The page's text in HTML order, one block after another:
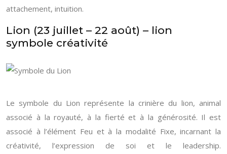
attachement, intuition.
Lion (23 juillet – 22 août) – lion
symbole créativité
Le symbole du Lion représente la crinière du lion, animal
associé à la royauté, à la fierté et à la générosité. Il est
associé à l’élément Feu et à la modalité Fixe, incarnant la
créativité, l’expression de soi et le leadership.